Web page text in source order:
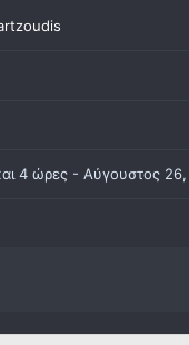
4 ώρες -Αύγουστος